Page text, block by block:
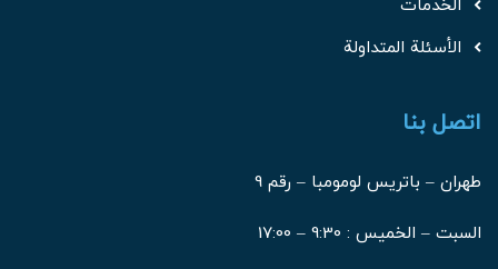
الأسئلة المتداولة
اتصل بنا
طهران – باتريس لومومبا – رقم 9
السبت – الخميس : 9:30 – 17:00